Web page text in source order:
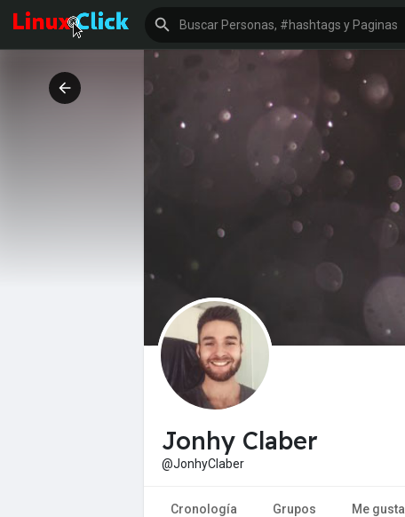
Jonhy Claber
@JonhyClaber
Cronología Grupos Me gusta